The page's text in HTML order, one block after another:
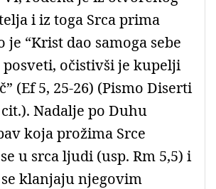
i iz toga Srca prima
je “Krist dao samoga sebe
posveti, očistivši je kupelji
(Ef 5, 25-26) (Pismo Diserti
Nadalje po Duhu
koja prožima Srce
u srca ljudi (usp. Rm 5,5) i
klanjaju njegovim